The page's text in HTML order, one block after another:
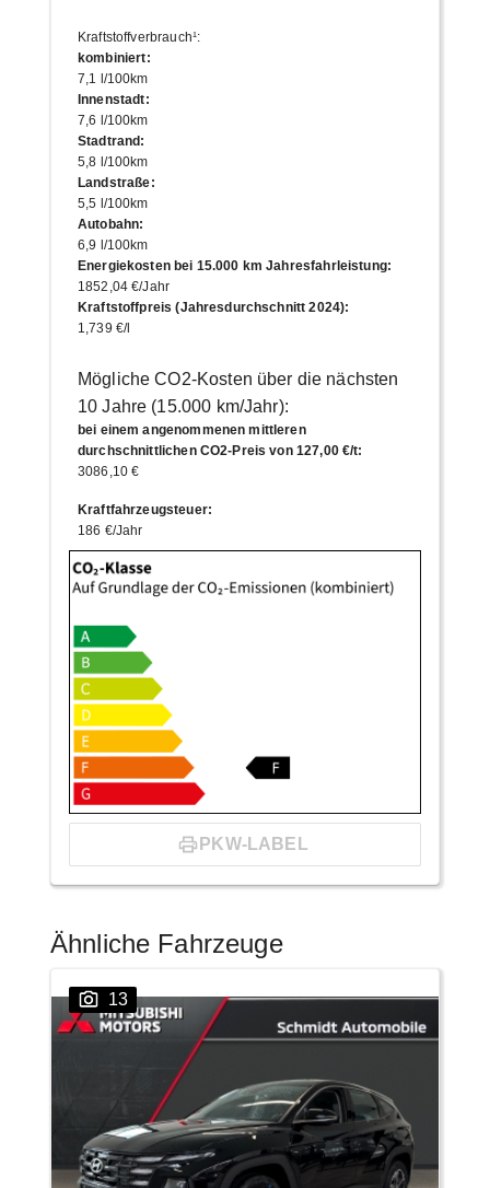
Kraftstoffverbrauch¹:
kombiniert:
7,1 l/100km
Innenstadt:
7,6 l/100km
Stadtrand:
5,8 l/100km
Landstraße:
5,5 l/100km
Autobahn:
6,9 l/100km
Energiekosten bei 15.000 km Jahresfahrleistung:
1852,04 €/Jahr
Kraftstoffpreis (Jahresdurchschnitt 2024):
1,739 €/l
Mögliche CO2-Kosten über die nächsten
10 Jahre (15.000 km/Jahr):
bei einem angenommenen mittleren
durchschnittlichen CO2-Preis von 127,00 €/t:
3086,10 €
Kraftfahrzeugsteuer:
186 €/Jahr
PKW-LABEL
Ähnliche Fahrzeuge
13